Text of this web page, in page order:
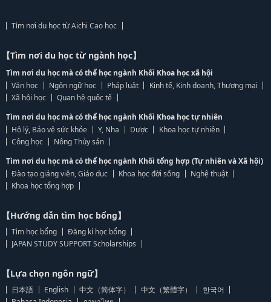
Tìm nơi du học từ Aichi Cao học
【Tìm nơi du học từ ngành học】
Tìm nơi du học mà có thể học ngành Khối Khoa học xã hội
Văn học
Ngôn ngữ học Pháp luật
Kinh tế, Kinh doanh, Thương mại
Xã hội học
Quan hệ quốc tế
Tìm nơi du học mà có thể học ngành Khối Khoa học tự nhiên
Hộ lý, Bảo vệ sức khỏe
Y, Nha Dược
Khoa học tự nhiên
Công học
Nông Thủy sản
Tìm nơi du học mà có thể học ngành Khối tổng hợp (Tự nhiên và Xã hội)
Đào tạo giảng viên, Giáo dục
Khoa học đời sống
Nghệ thuật
Khoa học tổng hợp
【Hướng dẫn tìm học bổng】
Tìm học bổng
Đăng kí học bổng
JAPAN STUDY SUPPORT Scholarships
【Lựa chọn ngôn ngữ】
日本語 English 中文（简体字） 中文（繁體字）
한국어